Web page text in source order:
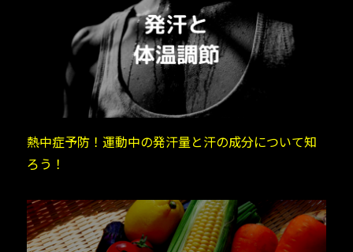
熱中症予防！運動中の発汗量と汗の成分について知
ろう！